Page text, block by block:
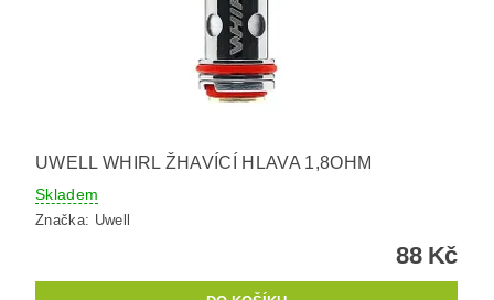
UWELL WHIRL ŽHAVÍCÍ HLAVA 1,8OHM
Skladem
Značka: Uwell
88 Kč